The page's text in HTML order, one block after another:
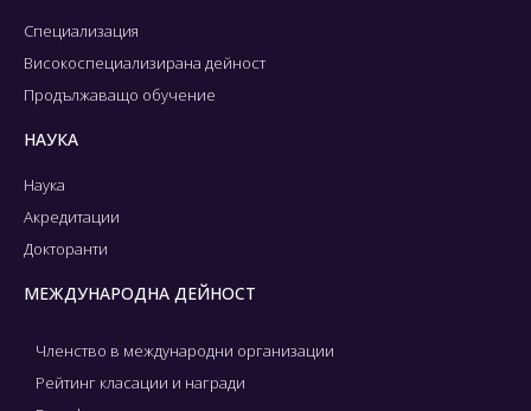
Специализация
Високоспециализирана дейност
Продължаващо обучение
НАУКА
Наука
Акредитации
Докторанти
МЕЖДУНАРОДНА ДЕЙНОСТ
Членство в международни организации
Рейтинг класации и награди